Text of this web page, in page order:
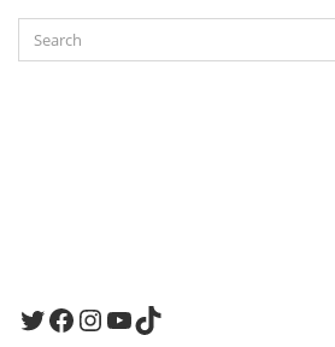
Search
for:
Twitter
Facebook
Instagram
YouTube
TikTok